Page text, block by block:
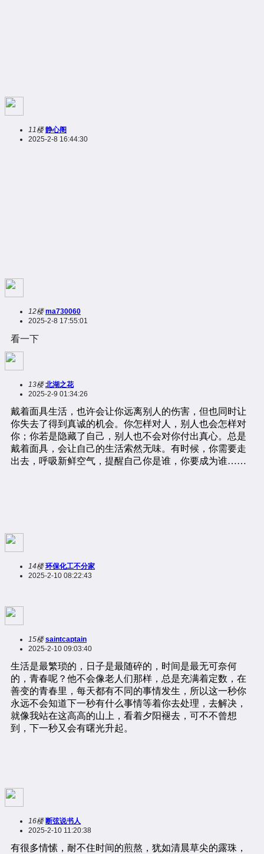
11楼 静心阁
2025-2-8 16:44:30
12楼 ma730060
2025-2-8 17:55:01
看一下
13楼 北湖之花
2025-2-9 01:34:26
14楼 环保化工不分家
2025-2-10 08:22:43
15楼 saintcaptain
2025-2-10 09:03:40
16楼 断弦说书人
2025-2-10 11:20:38